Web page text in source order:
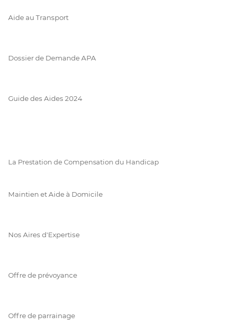
Aide au Transport
Dossier de Demande APA
Guide des Aides 2024
La Prestation de Compensation du Handicap
Maintien et Aide à Domicile
Nos Aires d'Expertise
Offre de prévoyance
Offre de parrainage